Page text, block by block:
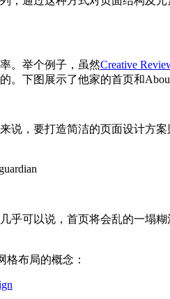
。举个例子，虽然Creative
。下图展示了他家的首页和
说，要打造简洁的页面设计方
乎可以说，首页将会乱的一塌
布局的概念：